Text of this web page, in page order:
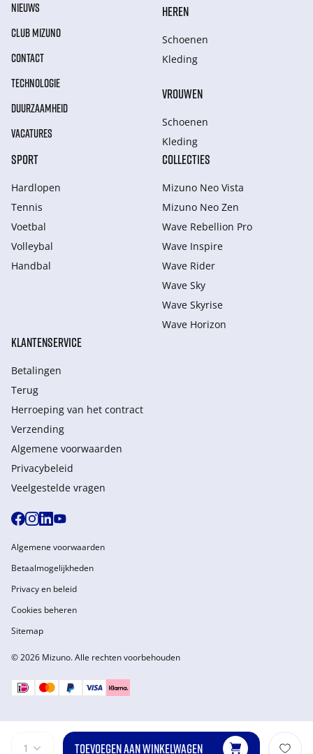
1 TOEVOEGEN AAN WINKELWAGEN
NIEUWS
CLUB MIZUNO
CONTACT
TECHNOLOGIE
DUURZAAMHEID
VACATURES
HEREN
Schoenen
Kleding
VROUWEN
Schoenen
Kleding
SPORT
Hardlopen
Tennis
Voetbal
Volleybal
Handbal
COLLECTIES
Mizuno Neo Vista
Mizuno Neo Zen
Wave Rebellion Pro
Wave Inspire
Wave Rider
Wave Sky
Wave Skyrise
Wave Horizon
KLANTENSERVICE
Betalingen
Terug
Herroeping van het contract
Verzending
Algemene voorwaarden
Privacybeleid
Veelgestelde vragen
© 2026 Mizuno. Alle rechten voorbehouden
Algemene voorwaarden
Betaalmogelijkheden
Privacy en beleid
Cookies beheren
Sitemap